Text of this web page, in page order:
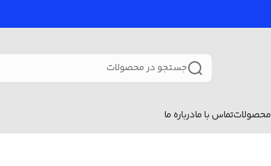
جستجو در محصولات
تماس با مادرباره ما